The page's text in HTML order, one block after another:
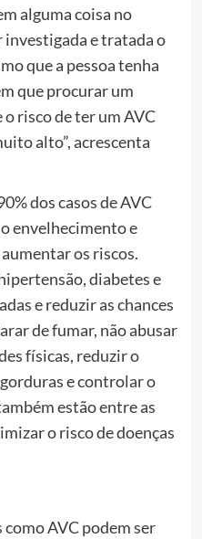
alguma coisa no
investigada e tratada o
que a pessoa tenha
que procurar um
risco de ter um AVC
alto”, acrescenta
dos casos de AVC
envelhecimento e
os riscos.
diabetes e
e reduzir as chances
de fumar, não abusar
físicas, reduzir o
e controlar o
estão entre as
o risco de doenças
AVC podem ser